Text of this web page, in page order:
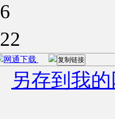
网通下载 复制链接
另存到我